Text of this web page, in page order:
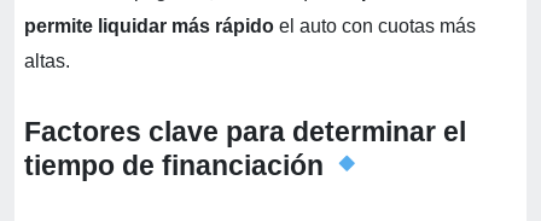
permite liquidar más rápido el auto con cuotas más
altas.
Factores clave para determinar el
tiempo de financiación